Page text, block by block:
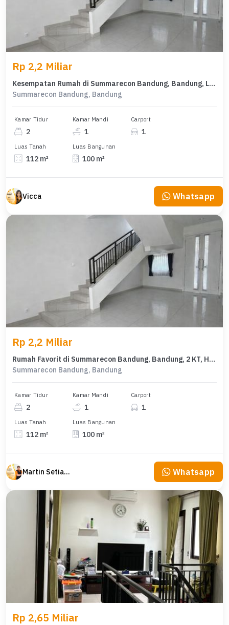
Rp 2,2 Miliar
Kesempatan Rumah di Summarecon Bandung, Bandung, LB 100m², Harga 2,2 Miliar
Summarecon Bandung, Bandung
Kamar Tidur
2
Kamar Mandi
1
Carport
1
Luas Tanah
112 m²
Luas Bangunan
100 m²
Vicca Whatsapp
Rp 2,2 Miliar
Rumah Favorit di Summarecon Bandung, Bandung, 2 KT, Harga 2,2 Miliar
Summarecon Bandung, Bandung
Kamar Tidur
2
Kamar Mandi
1
Carport
1
Luas Tanah
112 m²
Luas Bangunan
100 m²
Martin Setiawan Tjandra Whatsapp
Rp 2,65 Miliar